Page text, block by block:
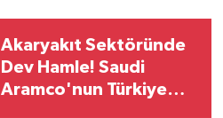
Akaryakıt Sektöründe
Dev Hamle! Saudi
Aramco'nun Türkiye